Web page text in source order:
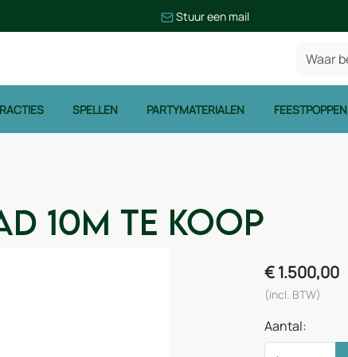
Stuur een mail
SPELLEN PARTYMATERIALEN FEESTPOPPEN
10m te koop
€1.500,00
(incl. BTW)
Aantal: